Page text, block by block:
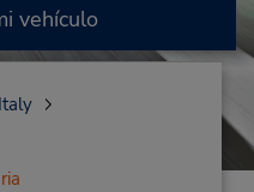
vehículo
Italy